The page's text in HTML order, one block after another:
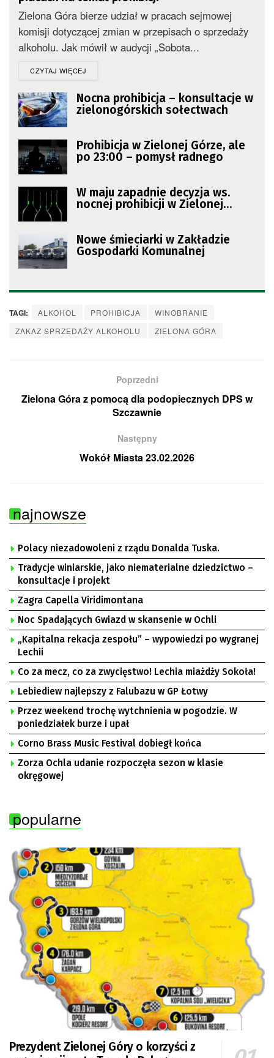
Zielona Góra bierze udział w pracach sejmowej
komisji dotyczącej zmian w przepisach o sprzedaży
alkoholu. Jak mówił w audycji „Sobota...
CZYTAJ WIĘCEJ
Nocna prohibicja – konsultacje w
zielonogórskich sołectwach
Prohibicja w Zielonej Górze, ale
po 23:00 – pomysł radnego
W maju zapadnie decyzja ws.
nocnej prohibicji w Zielonej
Nowe śmieciarki w Zakładzie
Gospodarki Komunalnej
TAGI: ALKOHOL PROHIBICJA
WINOBRANIE
ZAKAZ SPRZEDAŻY ALKOHOLU
ZIELONA GÓRA
Poprzedni
Zielona Góra z pomocą dla podopiecznych DPS w
Szczawnie
Następny
Wokół Miasta 23.02.2026
najnowsze
Polacy niezadowoleni z rządu Donalda Tuska.
Tradycje winiarskie, jako niematerialne dziedzictwo –
konsultacje i projekt
Zagra Capella Viridimontana
Noc Spadających Gwiazd w skansenie w Ochli
„Kapitalna rekacja zespołu” – wypowiedzi po wygranej
Lechii
Co za mecz, co za zwycięstwo! Lechia miażdży Sokoła!
Lebiediew najlepszy z Falubazu w GP Łotwy
Przez weekend trochę wytchnienia w pogodzie. W
poniedziałek burze i upał
Corno Brass Music Festival dobiegł końca
Zorza Ochla udanie rozpoczęła sezon w klasie
okręgowej
popularne
Prezydent Zielonej Góry o korzyści z